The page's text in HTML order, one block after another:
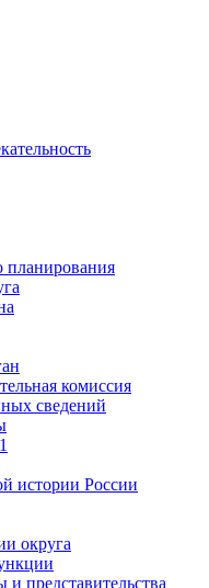
планирования
комиссия
сведений
истории России
округа
представительства